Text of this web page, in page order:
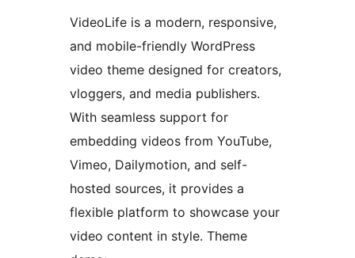
VideoLife is a modern, responsive,
and mobile-friendly WordPress
video theme designed for creators,
vloggers, and media publishers.
With seamless support for
embedding videos from YouTube,
Vimeo, Dailymotion, and self-
hosted sources, it provides a
flexible platform to showcase your
video content in style. Theme